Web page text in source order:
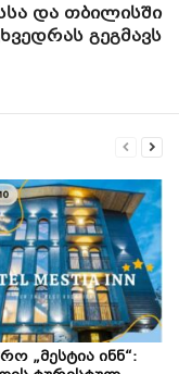
და თბილისში
გეგმავს
„მესტია ინნ“: